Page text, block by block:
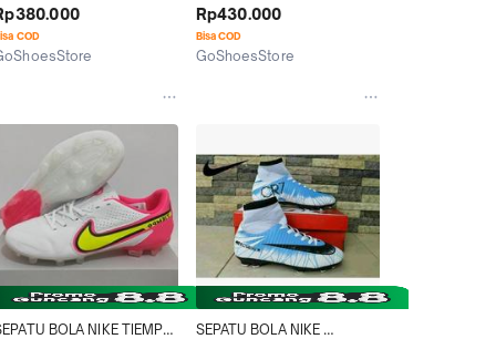
Academy Putih
White Red Fg
COD
Mercurial vapor15 Academy
Putih White Blue Fg
Rp430.000
Bisa COD
GoShoesStore
BOLA NIKE TIEMPO
SEPATU BOLA NIKE